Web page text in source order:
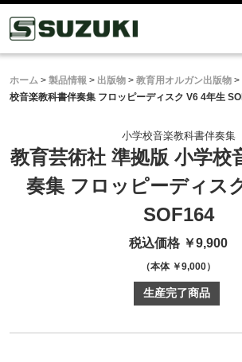
ホーム > 製品情報 > 出版物 > 教育用オルガン出版物 >
校音楽教科書伴奏集 フロッピーディスク V6 4年生
小学校音楽教科書伴奏集
教育芸術社 準拠版 小学校
奏集 フロッピーディス
SOF164
税込価格 ￥9,900
（本体 ￥9,000）
生産完了商品